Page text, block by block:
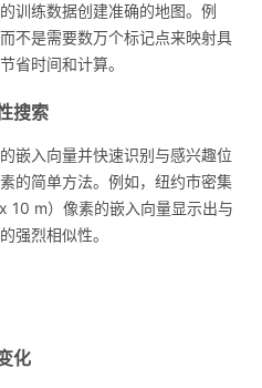
训练数据创建准确的地图。例
不是需要数万个标记点来映射具
省时间和计算。
搜索
嵌入向量并快速识别与感兴趣位
的简单方法。例如，纽约市密集
10 m）像素的嵌入向量显示出与
强烈相似性。
化